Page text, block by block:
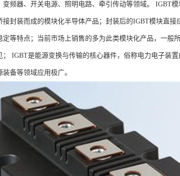
变频器、开关电源、照明电路、牵引传动等领域。 IGBT
封装而成的模块化半导体产品；封装后的IGBT模块直
定等特点；当前市场上销售的多为此类模块化产品，一般
IGBT是能源变换与传输的核心器件，俗称电力电子装
备等领域应用极广。